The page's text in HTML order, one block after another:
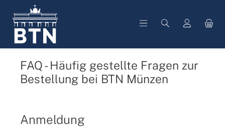
springen
FAQ - Häufig gestellte Fragen zur
Bestellung bei BTN Münzen
Anmeldung